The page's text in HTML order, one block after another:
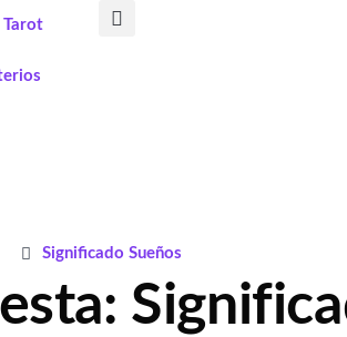
Tarot
Significado Sueños